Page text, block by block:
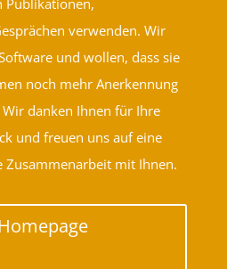
verwenden. Wir
und wollen, dass sie
noch mehr Anerkennung
danken Ihnen für Ihre
und freuen uns auf eine
mit Ihnen.